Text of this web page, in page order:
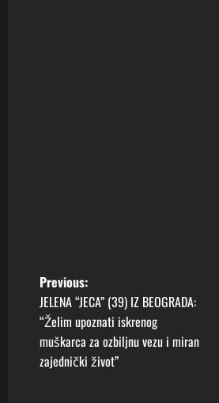
P
o
s
Previous:
JELENA “JECA” (39) IZ BEOGRADA:
“Želim upoznati iskrenog
muškarca za ozbiljnu vezu i miran
zajednički život”